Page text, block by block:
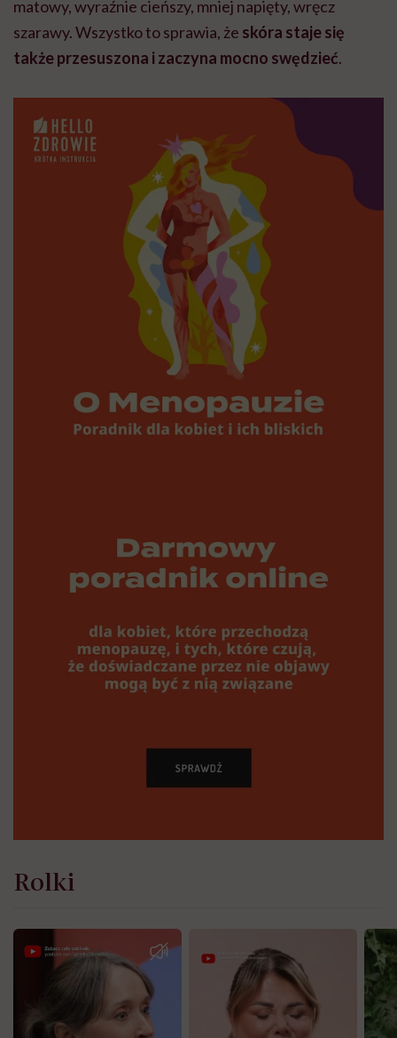
matowy, wyraźnie cieńszy, mniej napięty, wręcz
szarawy. Wszystko to sprawia, że skóra staje się
także przesuszona i zaczyna mocno swędzieć.
Rolki